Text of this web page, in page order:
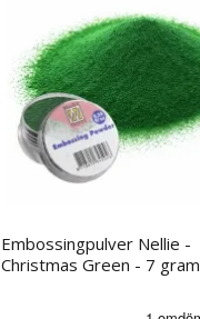
Embossingpulver Nellie -
Christmas Green - 7 gram